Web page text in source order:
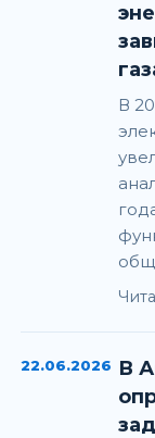
В
22.06.2026 В